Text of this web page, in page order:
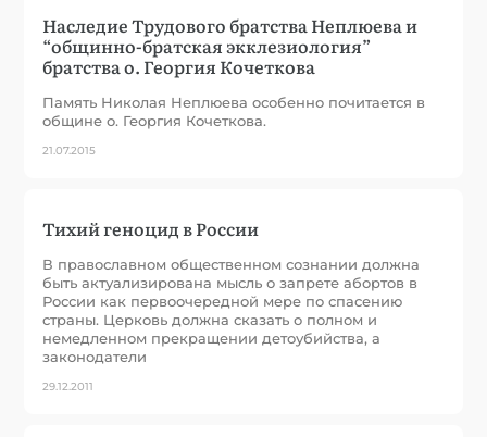
Наследие Трудового братства Неплюева и
“общинно-братская экклезиология”
братства о. Георгия Кочеткова
Память Николая Неплюева особенно почитается в
общине о. Георгия Кочеткова.
21.07.2015
Тихий геноцид в России
В православном общественном сознании должна
быть актуализирована мысль о запрете абортов в
России как первоочередной мере по спасению
страны. Церковь должна сказать о полном и
немедленном прекращении детоубийства, а
законодатели
29.12.2011